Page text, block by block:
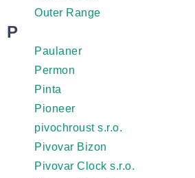
Outer Range
P
Paulaner
Permon
Pinta
Pioneer
pivochroust s.r.o.
Pivovar Bizon
Pivovar Clock s.r.o.